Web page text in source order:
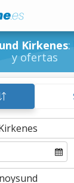
Kirkenes:
y ofertas